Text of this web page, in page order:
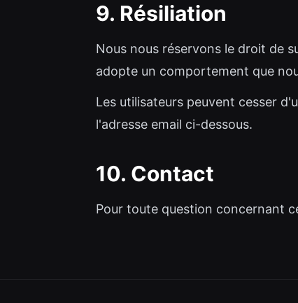
9. Résiliation
Nous nous réservons le droit de
adopte un comportement que
Les utilisateurs peuvent cesser
l'adresse email ci-dessous.
10. Contact
Pour toute question concernant